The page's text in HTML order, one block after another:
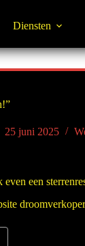
Diensten
25 juni 2025
een